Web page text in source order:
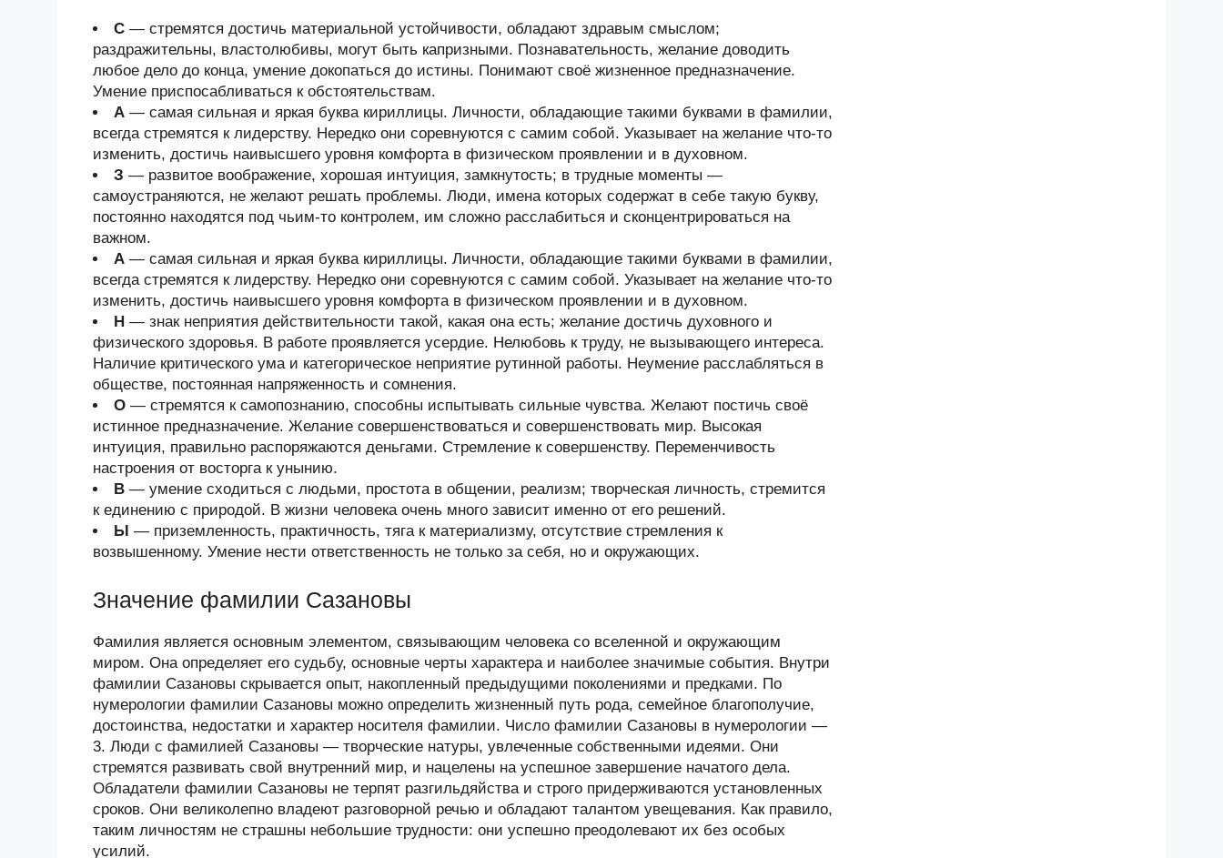
С — стремятся достичь материальной устойчивости, обладают здравым смыслом;
раздражительны, властолюбивы, могут быть капризными. Познавательность, желание доводить
любое дело до конца, умение докопаться до истины. Понимают своё жизненное предназначение.
Умение приспосабливаться к обстоятельствам.
А — самая сильная и яркая буква кириллицы. Личности, обладающие такими буквами в фамилии,
всегда стремятся к лидерству. Нередко они соревнуются с самим собой. Указывает на желание что-то
изменить, достичь наивысшего уровня комфорта в физическом проявлении и в духовном.
З — развитое воображение, хорошая интуиция, замкнутость; в трудные моменты —
самоустраняются, не желают решать проблемы. Люди, имена которых содержат в себе такую букву,
постоянно находятся под чьим-то контролем, им сложно расслабиться и сконцентрироваться на
важном.
А — самая сильная и яркая буква кириллицы. Личности, обладающие такими буквами в фамилии,
всегда стремятся к лидерству. Нередко они соревнуются с самим собой. Указывает на желание что-то
изменить, достичь наивысшего уровня комфорта в физическом проявлении и в духовном.
Н — знак неприятия действительности такой, какая она есть; желание достичь духовного и
физического здоровья. В работе проявляется усердие. Нелюбовь к труду, не вызывающего интереса.
Наличие критического ума и категорическое неприятие рутинной работы. Неумение расслабляться в
обществе, постоянная напряженность и сомнения.
О — стремятся к самопознанию, способны испытывать сильные чувства. Желают постичь своё
истинное предназначение. Желание совершенствоваться и совершенствовать мир. Высокая
интуиция, правильно распоряжаются деньгами. Стремление к совершенству. Переменчивость
настроения от восторга к унынию.
В — умение сходиться с людьми, простота в общении, реализм; творческая личность, стремится
к единению с природой. В жизни человека очень много зависит именно от его решений.
Ы — приземленность, практичность, тяга к материализму, отсутствие стремления к
возвышенному. Умение нести ответственность не только за себя, но и окружающих.
Значение фамилии Сазановы
Фамилия является основным элементом, связывающим человека со вселенной и окружающим
миром. Она определяет его судьбу, основные черты характера и наиболее значимые события. Внутри
фамилии Сазановы скрывается опыт, накопленный предыдущими поколениями и предками. По
нумерологии фамилии Сазановы можно определить жизненный путь рода, семейное благополучие,
достоинства, недостатки и характер носителя фамилии. Число фамилии Сазановы в нумерологии —
3. Люди с фамилией Сазановы — творческие натуры, увлеченные собственными идеями. Они
стремятся развивать свой внутренний мир, и нацелены на успешное завершение начатого дела.
Обладатели фамилии Сазановы не терпят разгильдяйства и строго придерживаются установленных
сроков. Они великолепно владеют разговорной речью и обладают талантом увещевания. Как правило,
таким личностям не страшны небольшие трудности: они успешно преодолевают их без особых
усилий.